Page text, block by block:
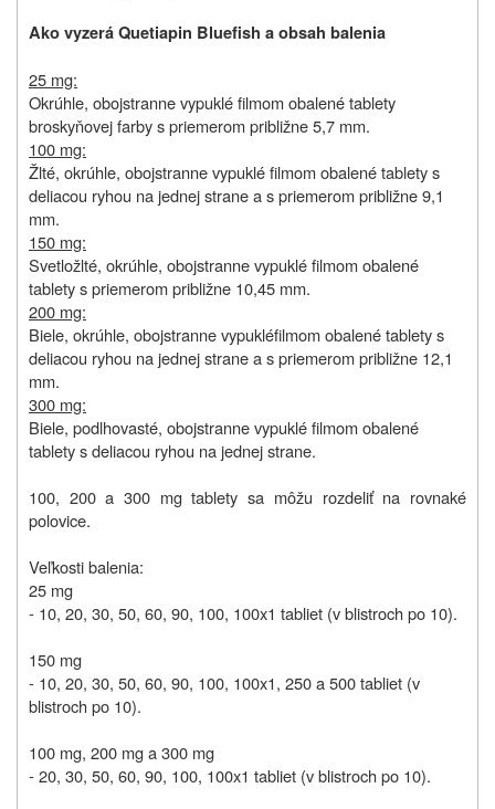
Ako vyzerá Quetiapin Bluefish a obsah balenia
25 mg:
Okrúhle, obojstranne vypuklé filmom obalené tablety
broskyňovej farby s priemerom približne 5,7 mm.
100 mg:
Žlté, okrúhle, obojstranne vypuklé filmom obalené tablety s
deliacou ryhou na jednej strane a s priemerom približne 9,1
mm.
150 mg:
Svetložlté, okrúhle, obojstranne vypuklé filmom obalené
tablety s priemerom približne 10,45 mm.
200 mg:
Biele, okrúhle, obojstranne vypukléfilmom obalené tablety s
deliacou ryhou na jednej strane a s priemerom približne 12,1
mm.
300 mg:
Biele, podlhovasté, obojstranne vypuklé filmom obalené
tablety s deliacou ryhou na jednej strane.
100, 200 a 300 mg tablety sa môžu rozdeliť na rovnaké
polovice.
Veľkosti balenia:
25 mg
- 10, 20, 30, 50, 60, 90, 100, 100x1 tabliet (v blistroch po 10).
150 mg
- 10, 20, 30, 50, 60, 90, 100, 100x1, 250 a 500 tabliet (v
blistroch po 10).
100 mg, 200 mg a 300 mg
- 20, 30, 50, 60, 90, 100, 100x1 tabliet (v blistroch po 10).